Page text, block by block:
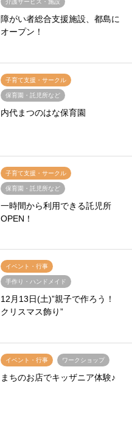
介護サービス・施設
障がい者総合支援施設、都島に
オープン！
子育て支援・サークル
保育園・託児所など
内代まつのはな保育園
子育て支援・サークル
保育園・託児所など
一時間から利用できる託児所
OPEN！
イベント・行事
手作り・ハンドメイド
12月13日(土)”親子で作ろう！
クリスマス飾り”
イベント・行事 ワークショップ
まちのお店でキッザニア体験♪